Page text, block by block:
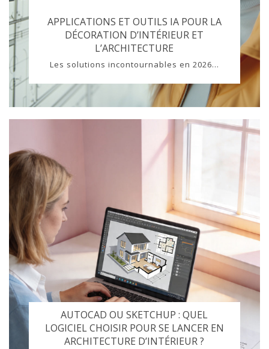
APPLICATIONS ET OUTILS IA POUR LA
DÉCORATION D’INTÉRIEUR ET
L’ARCHITECTURE
Les solutions incontournables en 2026...
AUTOCAD OU SKETCHUP : QUEL
LOGICIEL CHOISIR POUR SE LANCER EN
ARCHITECTURE D’INTÉRIEUR ?